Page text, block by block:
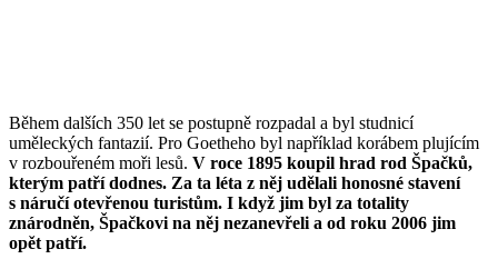
Během dalších 350 let se postupně rozpadal a byl studnicí
uměleckých fantazií. Pro Goetheho byl například korábem plujícím
v rozbouřeném moři lesů. V roce 1895 koupil hrad rod Špačků,
kterým patří dodnes. Za ta léta z něj udělali honosné stavení
s náručí otevřenou turistům. I když jim byl za totality
znárodněn, Špačkovi na něj nezanevřeli a od roku 2006 jim
opět patří.